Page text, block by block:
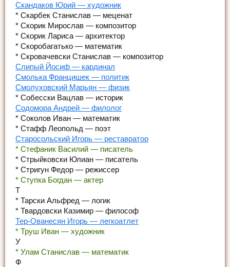
Скандаков Юрий — художник
* Скарбек Станислав — меценат
* Скорик Мирослав — композитор
* Скорик Лариса — архитектор
* Скоробагатько — математик
* Скровачевски Станислав — композитор
Слипый Йосиф — кардинал
Смолька Францишек — политик
Смолуховский Марьян — физик
* Собесски Вацлав — историк
Содомора Андрей — филолог
* Соколов Иван — математик
* Стафф Леопольд — поэт
Старосольский Игорь — реставратор
* Стефаник Василий — писатель
* Стрыйковски Юлиан — писатель
* Стригун Федор — режиссер
* Ступка Богдан — актер
Т
* Тарски Альфред — логик
* Твардовски Казимир — философ
Тер-Ованесян Игорь — легкоатлет
* Труш Иван — художник
У
* Улам Станислав — математик
Ф